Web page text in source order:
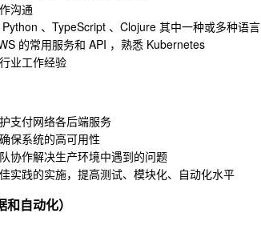
沟通
、TypeScript 、Clojure 其中一种或多种语言
的常用服务和 API ，熟悉 Kubernetes
业工作经验
支付网络各后端服务
保系统的高可用性
协作解决生产环境中遇到的问题
实践的实施，提高测试、模块化、自动化水平
自动化）